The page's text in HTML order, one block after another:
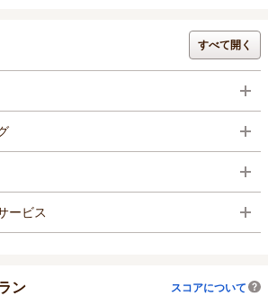
すべて開く
ービス
ン スコアについて